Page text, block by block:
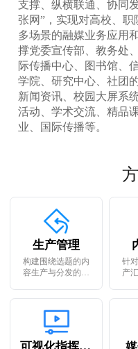
支撑、纵横联通、协同
张网”，实现对高校、职
多场景的融媒业务应用
撑党委宣传部、教务处
际传播中心、图书馆、
学院、研究中心、社团
新闻资讯、校园大屏系
活动、学术交流、精品
业、国际传播等。
生产管理
构建围绕选题的内
容生产与分发的业
针
产